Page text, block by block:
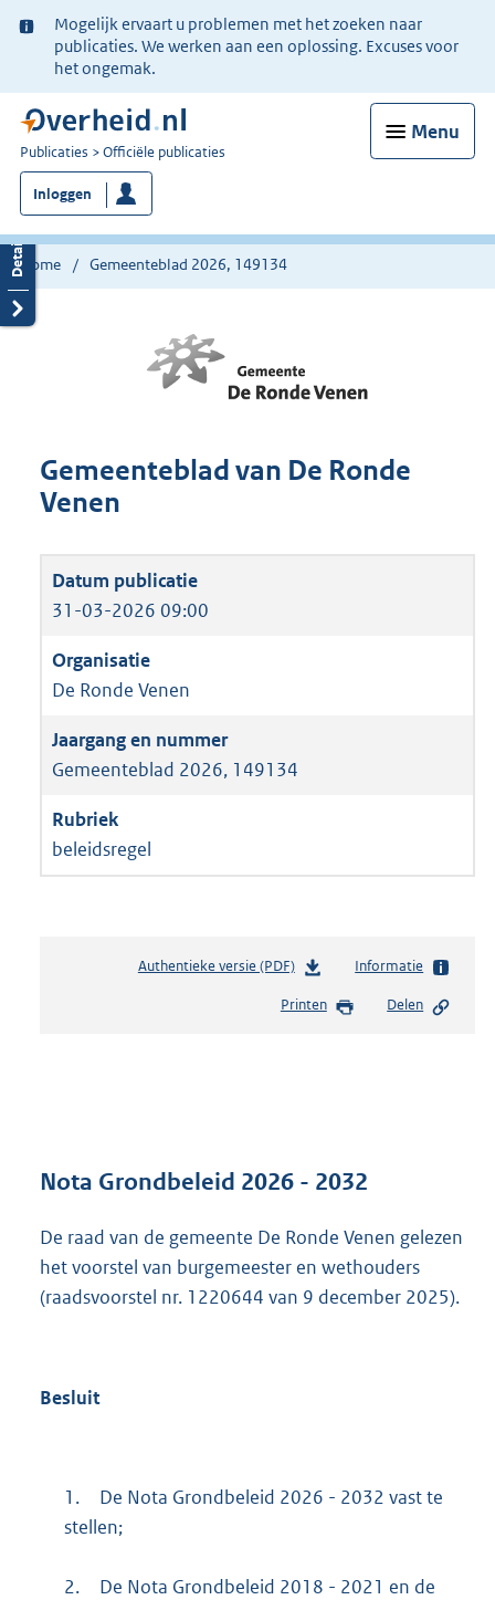
Ter
informatie:
Mogelijk ervaart u problemen met het zoeken naar
publicaties. We werken aan een oplossing. Excuses voor
het ongemak.
Menu
U
bent
nu
hier:
Publicaties Officiële publicaties
Inloggen
Home Gemeenteblad 2026, 149134
Gemeenteblad van De Ronde
Venen
31-03-2026 09:00
De Ronde Venen
Gemeenteblad 2026, 149134
beleidsregel
Authentieke versie (PDF)b
s
t
t
e
Informatie
Printen Delen
Nota Grondbeleid 2026 - 2032
De raad van de gemeente De Ronde Venen gelezen
het voorstel van burgemeester en wethouders
(raadsvoorstel nr. 1220644 van 9 december 2025).
Besluit
1.
De Nota Grondbeleid 2026 - 2032 vast te
stellen;
2.
De Nota Grondbeleid 2018 - 2021 en de